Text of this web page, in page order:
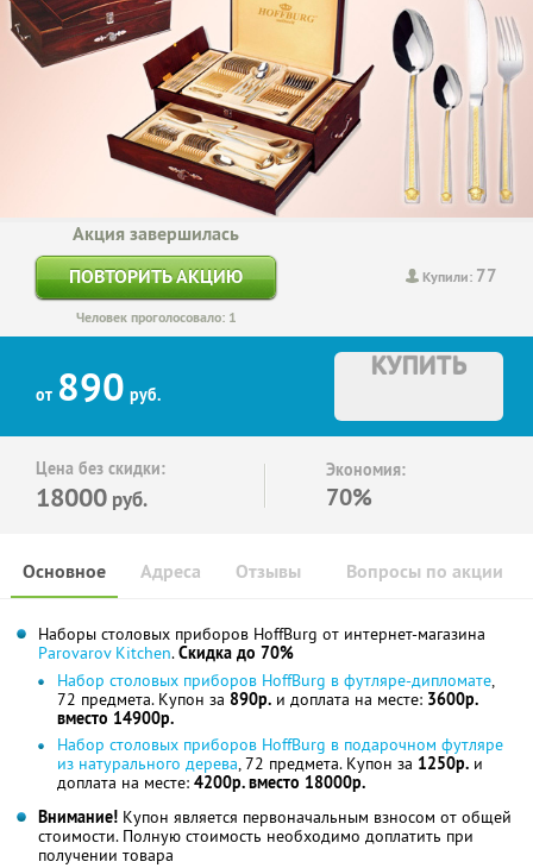
Купили: 77
Акция завершилась
ПОВТОРИТЬ АКЦИЮ
Человек проголосовало: 1
от 890 руб.
КУПИТЬ
Цена без скидки:
18000 руб.
Экономия:
70%
Основное Отзывы Вопросы по акции
Адреса
Наборы столовых приборов HoffBurg от интернет-магазина
Parovarov Kitchen.Скидка до 70%
Набор столовых приборов HoffBurg в футляре-дипломате,
72 предмета. Купон за 890р. и доплата на месте: 3600р.
вместо 14900р.
Набор столовых приборов HoffBurg в подарочном футляре
из натурального дерева, 72 предмета. Купон за 1250р. и
доплата на месте: 4200р. вместо 18000р.
Внимание! Купон является первоначальным взносом от общей
стоимости. Полную стоимость необходимо доплатить при
получении товара